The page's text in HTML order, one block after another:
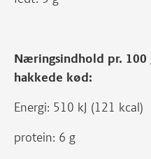
Næringsindhold pr.
hakkede kød:
Energi: 510 kJ (121 kcal)
protein: 6 g